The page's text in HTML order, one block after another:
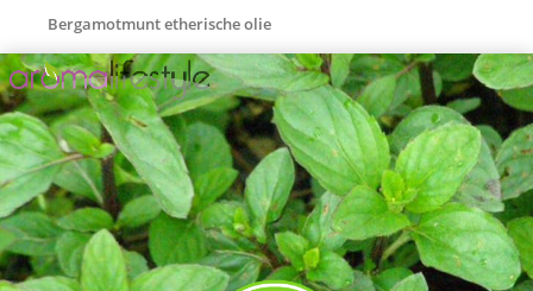
Bergamotmunt etherische olie